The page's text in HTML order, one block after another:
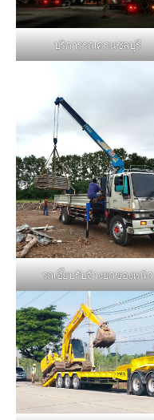
บริการรถเครนชลบุรี
รถเฮี๊ยบรับจ้างยกของหนัก